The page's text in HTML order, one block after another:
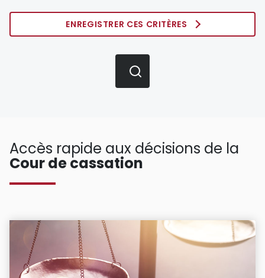
ENREGISTRER CES CRITÈRES
Accès rapide aux décisions de la
Cour de cassation